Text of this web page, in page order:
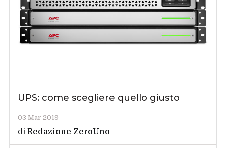
UPS: come scegliere quello giusto
03 Mar 2019
diRedazione ZeroUno